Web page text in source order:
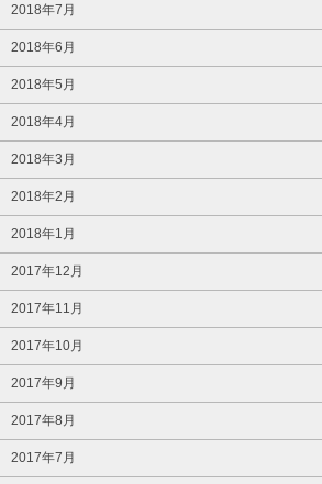
2018年7月
2018年6月
2018年5月
2018年4月
2018年3月
2018年2月
2018年1月
2017年12月
2017年11月
2017年10月
2017年9月
2017年8月
2017年7月